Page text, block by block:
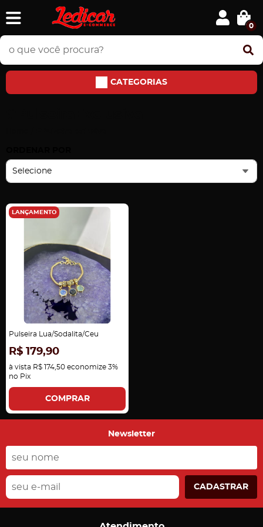
0
CATEGORIAS
Selecione
LANÇAMENTO
Pulseira Lua/Sodalita/Ceu
R$ 179,90
à vista R$ 174,50 economize 3%
no Pix
COMPRAR
Newsletter
CADASTRAR